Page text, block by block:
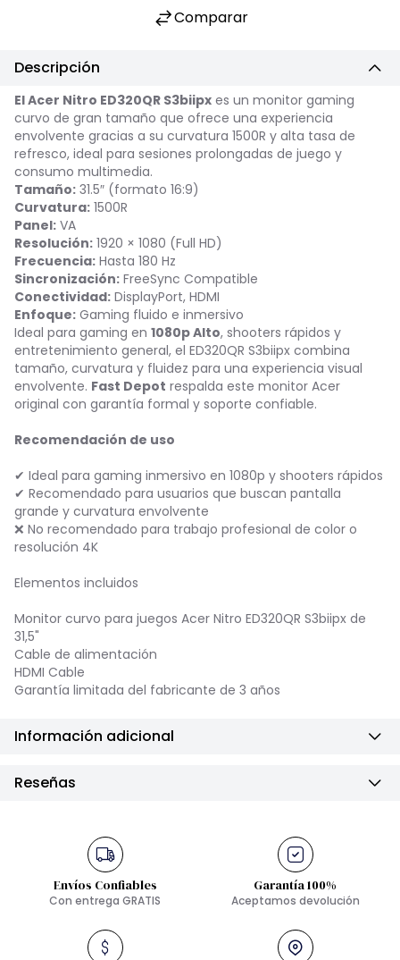
Comparar
Descripción
El Acer Nitro ED320QR S3biipx es un monitor gaming
curvo de gran tamaño que ofrece una experiencia
envolvente gracias a su curvatura 1500R y alta tasa de
refresco, ideal para sesiones prolongadas de juego y
consumo multimedia.
Tamaño: 31.5″ (formato 16:9)
Curvatura: 1500R
Panel: VA
Resolución: 1920 × 1080 (Full HD)
Frecuencia: Hasta 180 Hz
Sincronización: FreeSync Compatible
Conectividad: DisplayPort, HDMI
Enfoque: Gaming fluido e inmersivo
Ideal para gaming en 1080p Alto, shooters rápidos y
entretenimiento general, el ED320QR S3biipx combina
tamaño, curvatura y fluidez para una experiencia visual
envolvente. Fast Depot respalda este monitor Acer
original con garantía formal y soporte confiable.
Recomendación de uso
✔ Ideal para gaming inmersivo en 1080p y shooters rápidos
✔ Recomendado para usuarios que buscan pantalla
grande y curvatura envolvente
❌ No recomendado para trabajo profesional de color o
resolución 4K
Elementos incluidos
Monitor curvo para juegos Acer Nitro ED320QR S3biipx de
31,5"
Cable de alimentación
HDMI Cable
Garantía limitada del fabricante de 3 años
Información adicional
Reseñas
Envíos Confiables
Con entrega GRATIS
Garantía 100%
Aceptamos devolución